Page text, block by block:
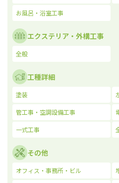
お風呂・浴室工事
エクステリア・外構工事
全般
工種詳細
塗装
管工事・空調設備工事
一式工事
その他
オフィス・事務所・ビル